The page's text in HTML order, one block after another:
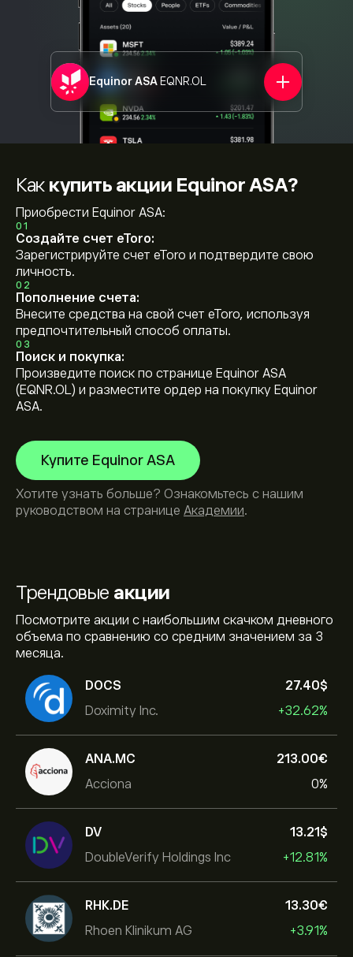
Equinor ASA EQNR.OL
Трендовые акции
Посмотрите акции с наибольшим скачком дневного
объема по сравнению со средним значением за 3
месяца.
DOCS
Doximity Inc.
27.40‎$‎
+32.62%
ANA.MC
Acciona
213.00‎€‎
0%
DV
DoubleVerify Holdings Inc
13.21‎$‎
+12.81%
RHK.DE
Rhoen Klinikum AG
13.30‎€‎
+3.91%
Как купить акции Equinor ASA?
Приобрести Equinor ASA:
01
Создайте счет eToro:
Зарегистрируйте счет eToro и подтвердите свою
личность.
02
Пополнение счета:
Внесите средства на свой счет eToro, используя
предпочтительный способ оплаты.
03
Поиск и покупка:
Произведите поиск по странице Equinor ASA
(EQNR.OL) и разместите ордер на покупку Equinor
ASA.
Купите Equinor ASA
Хотите узнать больше? Ознакомьтесь с нашим
руководством на странице Академии.